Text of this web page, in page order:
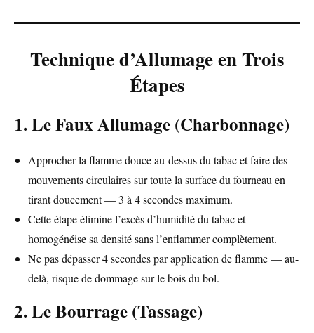
Technique d’Allumage en Trois
Étapes
1. Le Faux Allumage (Charbonnage)
Approcher la flamme douce au-dessus du tabac et faire des
mouvements circulaires sur toute la surface du fourneau en
tirant doucement — 3 à 4 secondes maximum.
Cette étape élimine l’excès d’humidité du tabac et
homogénéise sa densité sans l’enflammer complètement.
Ne pas dépasser 4 secondes par application de flamme — au-
delà, risque de dommage sur le bois du bol.
2. Le Bourrage (Tassage)